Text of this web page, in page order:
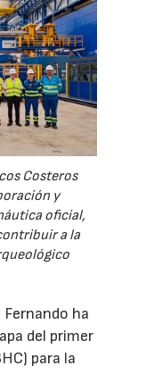
Costeros
y
oficial,
a la
Fernando ha
del primer
para la